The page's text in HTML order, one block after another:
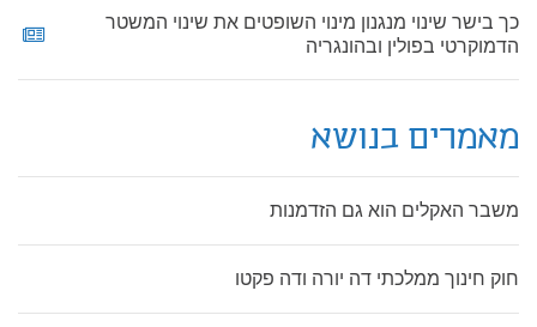
כך בישר שינוי מנגנון מינוי השופטים את שינוי המשטר
הדמוקרטי בפולין ובהונגריה
מאמרים בנושא
משבר האקלים הוא גם הזדמנות
חוק חינוך ממלכתי דה יורה ודה פקטו